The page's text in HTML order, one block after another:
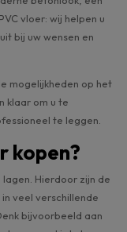
vloer: wij helpen u
bij uw wensen en
mogelijkheden op het
klaar om u te
te leggen.
kopen?
Hierdoor zijn de
veel verschillende
bijvoorbeeld aan